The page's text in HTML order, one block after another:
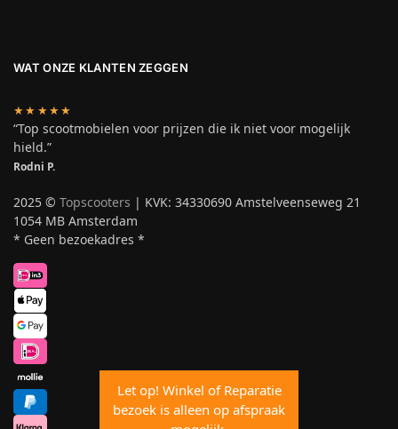
Let op! Winkel of Reparatie
bezoek is alleen op afspraak
WAT ONZE KLANTEN ZEGGEN
★★★★★
“Top scootmobielen voor prijzen die ik niet voor mogelijk
hield.”
Rodni P.
2025 © Topscooters | KVK: 34330690 Amstelveenseweg 21
1054 MB Amsterdam
* Geen bezoekadres *